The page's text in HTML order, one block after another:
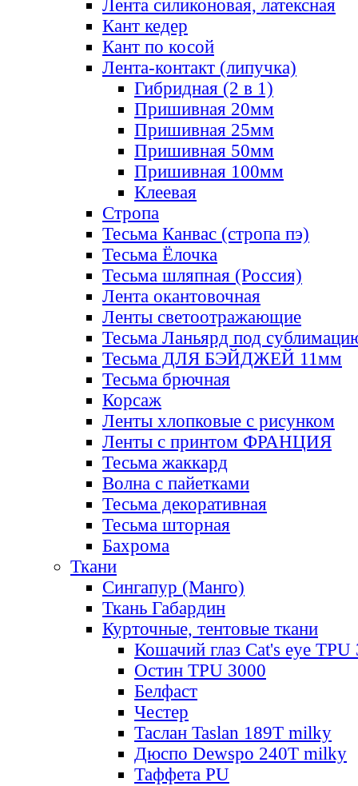
Лента силиконовая, латексная
Кант кедер
Кант по косой
Лента-контакт (липучка)
Гибридная (2 в 1)
Пришивная 20мм
Пришивная 25мм
Пришивная 50мм
Пришивная 100мм
Клеевая
Стропа
Тесьма Канвас (стропа пэ)
Тесьма Ёлочка
Тесьма шляпная (Россия)
Лента окантовочная
Ленты светоотражающие
Тесьма Ланьярд под
Тесьма ДЛЯ БЭЙДЖЕЙ 11мм
Тесьма брючная
Корсаж
Ленты хлопковые с рисунком
Ленты с принтом ФРАНЦИЯ
Тесьма жаккард
Волна с пайетками
Тесьма декоративная
Тесьма шторная
Бахрома
Ткани
Сингапур (Манго)
Ткань Габардин
Курточные, тентовые ткани
Кошачий глаз Cat's eye TPU
Остин TPU 3000
Белфаст
Честер
Таслан Taslan 189T milky
Дюспо Dewspo 240T milky
Таффета PU